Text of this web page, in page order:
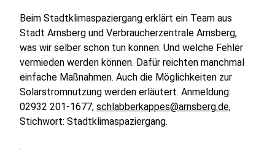
Beim Stadtklimaspaziergang erklärt ein Team aus
Stadt Arnsberg und Verbraucherzentrale Arnsberg,
was wir selber schon tun können. Und welche Fehler
vermieden werden können. Dafür reichten manchmal
einfache Maßnahmen. Auch die Möglichkeiten zur
Solarstromnutzung werden erläutert. Anmeldung:
02932 201-1677, schlabberkappes@arnsberg.de,
Stichwort: Stadtklimaspaziergang.
.